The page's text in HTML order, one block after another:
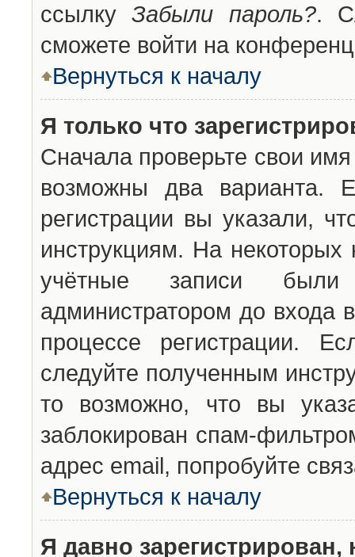
ссылкуЗабыли пароль?.
сможете войти на
Вернуться к началу
Я только что
Сначала проверьте свои
возможны два варианта.
регистрации вы указали,
инструкциям. На
учётные записи были
администратором до входа
процессе регистрации.
следуйте полученным
то возможно, что вы
заблокирован спам-
адрес email, попробуйте
Вернуться к началу
Я давно